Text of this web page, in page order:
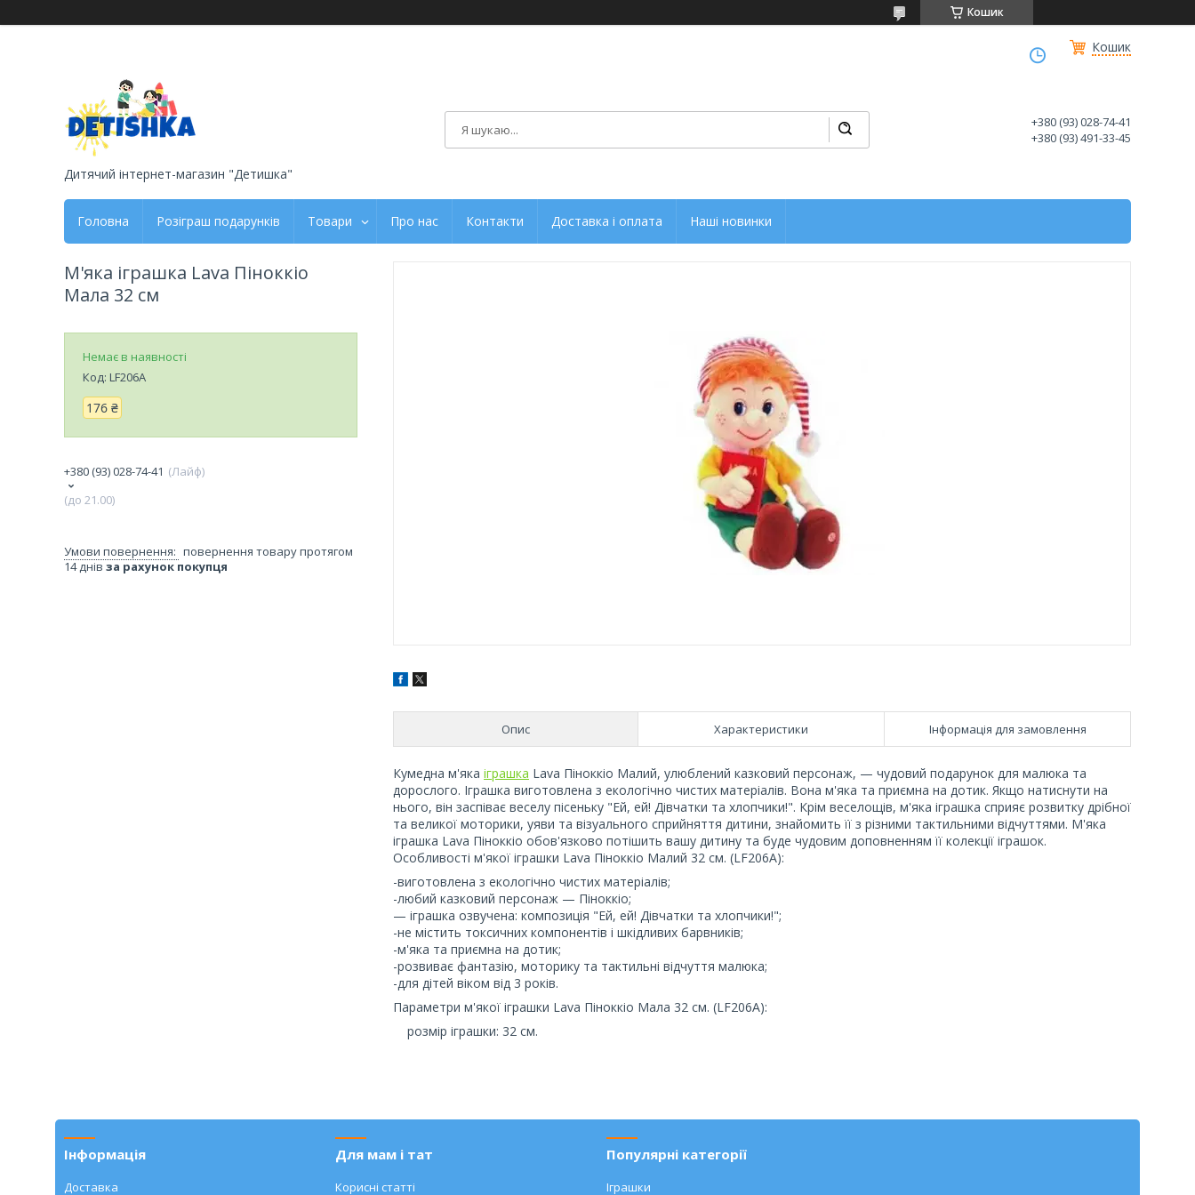
Кошик
Кошик
Дитячий інтернет-магазин "Детишка"
+380 (93) 028-74-41
+380 (93) 491-33-45
Головна Розіграш подарунків Товари Про нас Контакти Доставка і оплата Наші новинки
Опис Характеристики Інформація для замовлення
Кумедна м'яка іграшка Lava Піноккіо Малий, улюблений казковий персонаж, — чудовий подарунок для малюка та
дорослого. Іграшка виготовлена з екологічно чистих матеріалів. Вона м'яка та приємна на дотик. Якщо натиснути на
нього, він заспіває веселу пісеньку "Ей, ей! Дівчатки та хлопчики!". Крім веселощів, м'яка іграшка сприяє розвитку дрібної
та великої моторики, уяви та візуального сприйняття дитини, знайомить її з різними тактильними відчуттями. М'яка
іграшка Lava Піноккіо обов'язково потішить вашу дитину та буде чудовим доповненням її колекції іграшок.
Особливості м'якої іграшки Lava Піноккіо Малий 32 см. (LF206A):
-виготовлена з екологічно чистих матеріалів;
-любий казковий персонаж — Піноккіо;
— іграшка озвучена: композиція "Ей, ей! Дівчатки та хлопчики!";
-не містить токсичних компонентів і шкідливих барвників;
-м'яка та приємна на дотик;
-розвиває фантазію, моторику та тактильні відчуття малюка;
-для дітей віком від 3 років.
Параметри м'якої іграшки Lava Піноккіо Мала 32 см. (LF206A):
розмір іграшки: 32 см.
М'яка іграшка Lava Піноккіо
Мала 32 см
Немає в наявності
Код: LF206A
176 ₴
+380 (93) 028-74-41
Лайф
(до 21.00)
повернення товару протягом
14 днів за рахунок покупця
Інформація
Доставка
Для мам і тат
Корисні статті
Популярні категорії
Іграшки